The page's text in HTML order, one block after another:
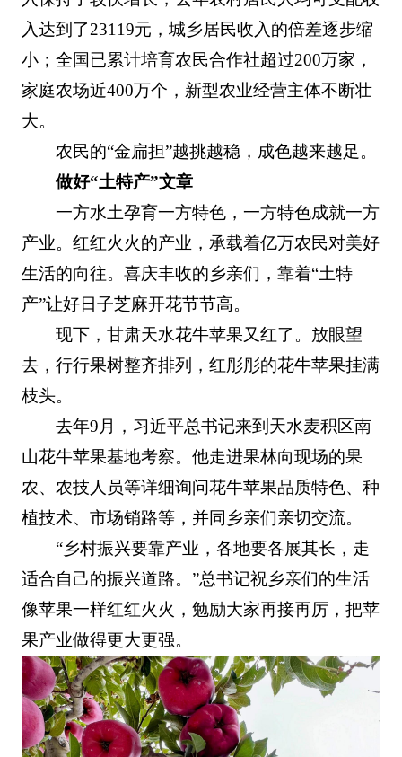
入达到了23119元，城乡居民收入的倍差逐步缩
小；全国已累计培育农民合作社超过200万家，
家庭农场近400万个，新型农业经营主体不断壮
大。
农民的“金扁担”越挑越稳，成色越来越足。
做好“土特产”文章
一方水土孕育一方特色，一方特色成就一方
产业。红红火火的产业，承载着亿万农民对美好
生活的向往。喜庆丰收的乡亲们，靠着“土特
产”让好日子芝麻开花节节高。
现下，甘肃天水花牛苹果又红了。放眼望
去，行行果树整齐排列，红彤彤的花牛苹果挂满
枝头。
去年9月，习近平总书记来到天水麦积区南
山花牛苹果基地考察。他走进果林向现场的果
农、农技人员等详细询问花牛苹果品质特色、种
植技术、市场销路等，并同乡亲们亲切交流。
“乡村振兴要靠产业，各地要各展其长，走
适合自己的振兴道路。”总书记祝乡亲们的生活
像苹果一样红红火火，勉励大家再接再厉，把苹
果产业做得更大更强。